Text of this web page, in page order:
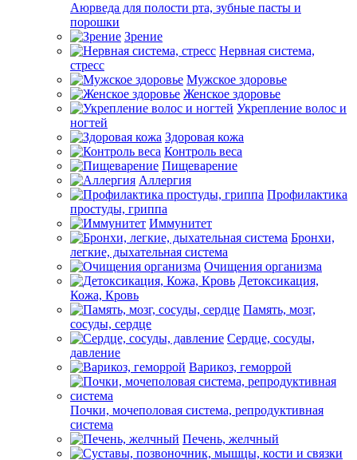
Аюрведа для полости рта, зубные пасты и
порошки
Зрение
Нервная система,
стресс
Мужское здоровье
Женское здоровье
Укрепление волос и
ногтей
Здоровая кожа
Контроль веса
Пищеварение
Аллергия
Профилактика
простуды, гриппа
Иммунитет
Бронхи,
легкие, дыхательная система
Очищения организма
Детоксикация,
Кожа, Кровь
Память, мозг,
сосуды, сердце
Сердце, сосуды,
давление
Варикоз, геморрой
Почки, мочеполовая система, репродуктивная
система
Печень, желчный